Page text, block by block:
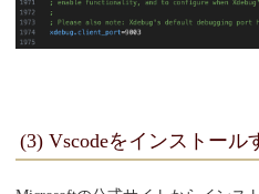
(3) Vscodeをインストール